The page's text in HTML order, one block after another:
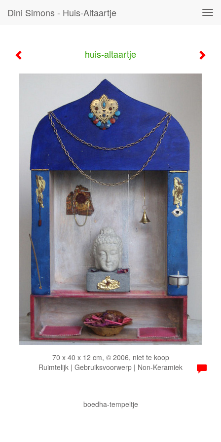
Dini Simons - Huis-Altaartje
huis-altaartje
70 x 40 x 12 cm, © 2006, niet te koop
Ruimtelijk | Gebruiksvoorwerp | Non-Keramiek
boedha-tempeltje